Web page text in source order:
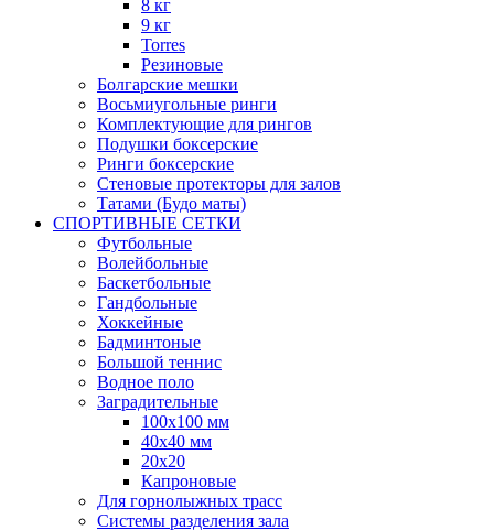
8 кг
9 кг
Torres
Резиновые
Болгарские мешки
Восьмиугольные ринги
Комплектующие для рингов
Подушки боксерские
Ринги боксерские
Стеновые протекторы для залов
Татами (Будо маты)
СПОРТИВНЫЕ СЕТКИ
Футбольные
Волейбольные
Баскетбольные
Гандбольные
Хоккейные
Бадминтоные
Большой теннис
Водное поло
Заградительные
100х100 мм
40х40 мм
20х20
Капроновые
Для горнолыжных трасс
Системы разделения зала